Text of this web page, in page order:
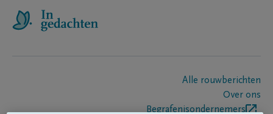
Alle rouwberichten
Over ons
Begrafenisondernemers